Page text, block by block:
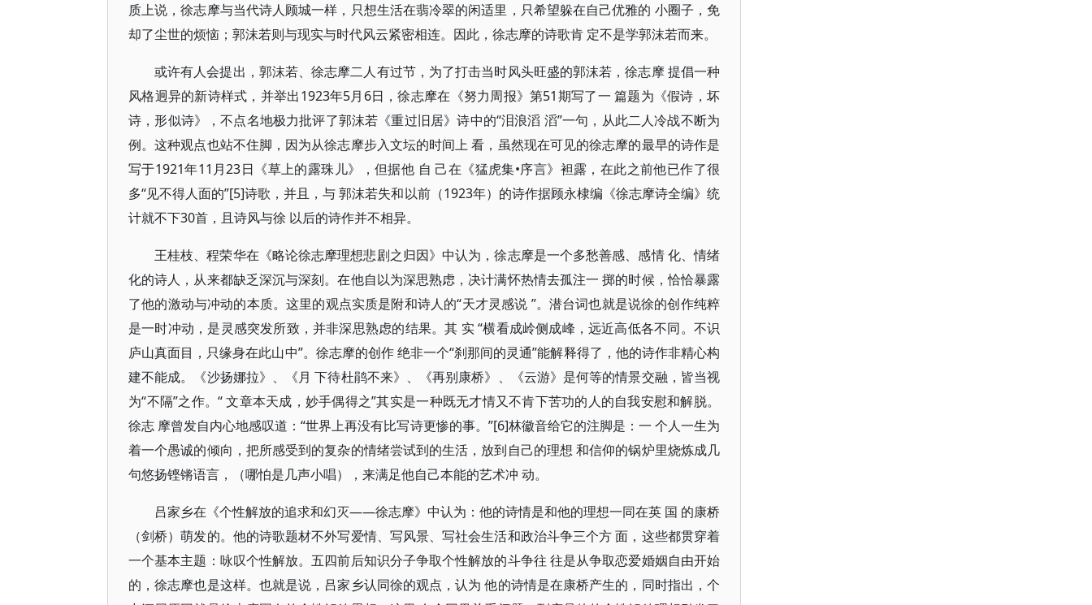
质上说，徐志摩与当代诗人顾城一样，只想生活在翡冷翠的闲适里，只希望躲在自己优雅的 小圈子，免
却了尘世的烦恼；郭沫若则与现实与时代风云紧密相连。因此，徐志摩的诗歌肯 定不是学郭沫若而来。
或许有人会提出，郭沫若、徐志摩二人有过节，为了打击当时风头旺盛的郭沫若，徐志摩 提倡一种
风格迥异的新诗样式，并举出1923年5月6日，徐志摩在《努力周报》第51期写了一 篇题为《假诗，坏
诗，形似诗》，不点名地极力批评了郭沫若《重过旧居》诗中的“泪浪滔 滔”一句，从此二人冷战不断为
例。这种观点也站不住脚，因为从徐志摩步入文坛的时间上 看，虽然现在可见的徐志摩的最早的诗作是
写于1921年11月23日《草上的露珠儿》，但据他 自 己在《猛虎集•序言》袒露，在此之前他已作了很
多“见不得人面的”[5]诗歌，并且，与 郭沫若失和以前（1923年）的诗作据顾永棣编《徐志摩诗全编》统
计就不下30首，且诗风与徐 以后的诗作并不相异。
王桂枝、程荣华在《略论徐志摩理想悲剧之归因》中认为，徐志摩是一个多愁善感、感情 化、情绪
化的诗人，从来都缺乏深沉与深刻。在他自以为深思熟虑，决计满怀热情去孤注一 掷的时候，恰恰暴露
了他的激动与冲动的本质。这里的观点实质是附和诗人的“天才灵感说 ”。潜台词也就是说徐的创作纯粹
是一时冲动，是灵感突发所致，并非深思熟虑的结果。其 实 “横看成岭侧成峰，远近高低各不同。不识
庐山真面目，只缘身在此山中”。徐志摩的创作 绝非一个“刹那间的灵通”能解释得了，他的诗作非精心构
建不能成。《沙扬娜拉》、《月 下待杜鹃不来》、《再别康桥》、《云游》是何等的情景交融，皆当视
为“不隔”之作。“ 文章本天成，妙手偶得之”其实是一种既无才情又不肯下苦功的人的自我安慰和解脱。
徐志 摩曾发自内心地感叹道：“世界上再没有比写诗更惨的事。”[6]林徽音给它的注脚是：一 个人一生为
着一个愚诚的倾向，把所感受到的复杂的情绪尝试到的生活，放到自己的理想 和信仰的锅炉里烧炼成几
句悠扬铿锵语言，（哪怕是几声小唱），来满足他自己本能的艺术冲 动。
吕家乡在《个性解放的追求和幻灭——徐志摩》中认为：他的诗情是和他的理想一同在英 国 的康桥
（剑桥）萌发的。他的诗歌题材不外写爱情、写风景、写社会生活和政治斗争三个方 面，这些都贯穿着
一个基本主题：咏叹个性解放。五四前后知识分子争取个性解放的斗争往 往是从争取恋爱婚姻自由开始
的，徐志摩也是这样。也就是说，吕家乡认同徐的观点，认为 他的诗情是在康桥产生的，同时指出，个